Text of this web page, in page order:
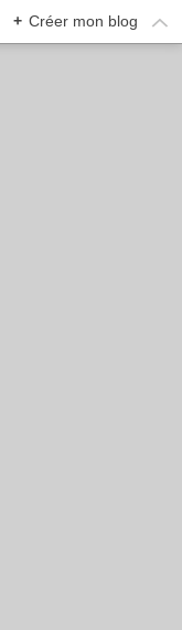
+ Créer mon blog